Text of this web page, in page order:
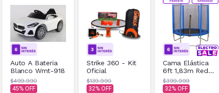
Auto A Bateria
Blanco Wmt-918
$499.990
45
Strike 360 - Kit
Oficial
$139.990
32
Cama Elástica
6ft 1,83m Red
de Seguridad
100kg Azul
$399.999
32